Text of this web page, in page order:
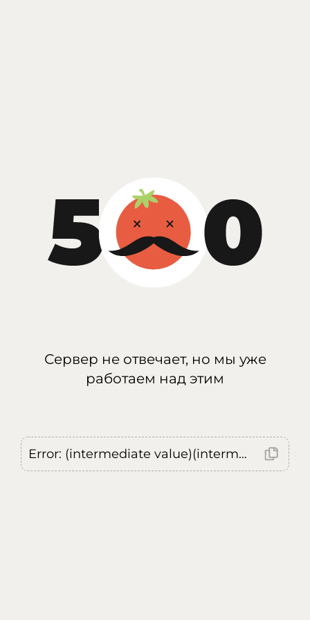
Сервер не отвечает, но мы уже
работаем над этим
Error: (intermediate value)(intermediate value)(intermediate value).replaceAll is not a function